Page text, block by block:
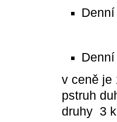
v ceně je
pstruh
druhy 3